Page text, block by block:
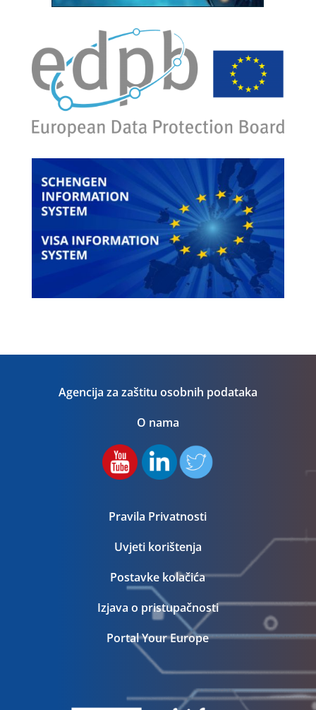
Agencija za zaštitu osobnih podataka
O nama
Pravila Privatnosti
Uvjeti korištenja
Postavke kolačića
Izjava o pristupačnosti
Portal Your Europe